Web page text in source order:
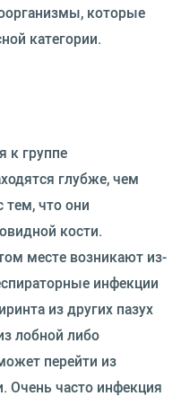
которые
категории.
к группе
глубже, чем
тем, что они
кости.
месте возникают из-
инфекции
из других пазух
лобной либо
перейти из
Очень часто инфекция